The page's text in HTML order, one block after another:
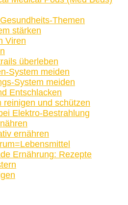
Themen
stärken
Viren
überleben
System meiden
System meiden
Entschlacken
reinigen und schützen
Elektro-Bestrahlung
ernähren
Ernährung: Rezepte